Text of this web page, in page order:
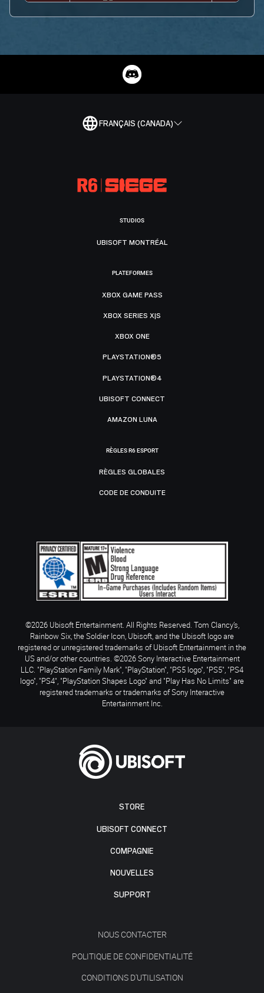
FRANÇAIS (CANADA)
STORE
UBISOFT CONNECT
COMPAGNIE
NOUVELLES
SUPPORT
NOUS CONTACTER
POLITIQUE DE CONFIDENTIALITÉ
CONDITIONS D'UTILISATION
STUDIOS
UBISOFT MONTRÉAL
PLATEFORMES
XBOX GAME PASS
XBOX SERIES X|S
XBOX ONE
PLAYSTATION®5
PLAYSTATION®4
UBISOFT CONNECT
AMAZON LUNA
RÈGLES R6 ESPORT
RÈGLES GLOBALES
CODE DE CONDUITE
©2026 Ubisoft Entertainment. All Rights Reserved. Tom Clancy’s,
Rainbow Six, the Soldier Icon, Ubisoft, and the Ubisoft logo are
registered or unregistered trademarks of Ubisoft Entertainment in the
US and/or other countries. ©2026 Sony Interactive Entertainment
LLC. "PlayStation Family Mark", "PlayStation", "PS5 logo", "PS5", "PS4
logo", "PS4", "PlayStation Shapes Logo" and "Play Has No Limits" are
registered trademarks or trademarks of Sony Interactive
Entertainment Inc.